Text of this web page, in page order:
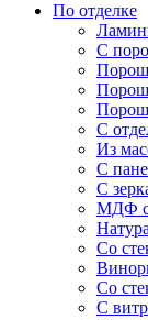
По отделке
С
С
Из
С
С
МДФ с
Со
Со
С